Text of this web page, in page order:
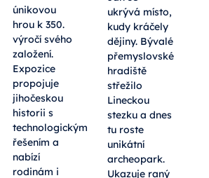
únikovou
hrou k 350.
výročí svého
založení.
Expozice
propojuje
jihočeskou
historii s
technologickým
řešením a
nabízí
rodinám i
ukrývá místo,
kudy kráčely
dějiny. Bývalé
přemyslovské
hradiště
střežilo
Lineckou
stezku a dnes
tu roste
unikátní
archeopark.
Ukazuje raný